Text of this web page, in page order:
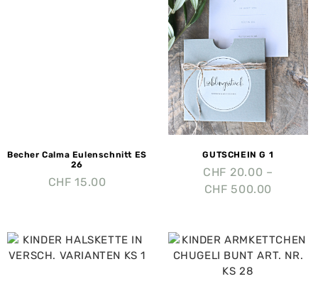
Becher Calma Eulenschnitt ES
26
CHF 15.00
GUTSCHEIN G 1
CHF 20.00 –
CHF 500.00